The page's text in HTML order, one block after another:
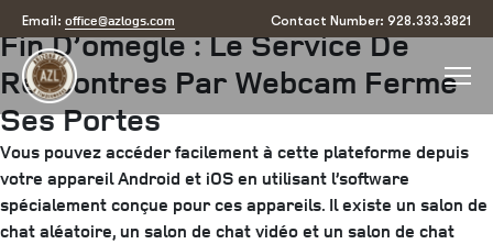
Email: office@azlogs.com Contact Number: 928.333.3821
Posted
on
June 28, 2025July 30, 2025 arizona
Fin D’omegle : Le Service De
Rencontres Par Webcam Ferme
Ses Portes
Vous pouvez accéder facilement à cette plateforme depuis
votre appareil Android et iOS en utilisant l’software
spécialement conçue pour ces appareils. Il existe un salon de
chat aléatoire, un salon de chat vidéo et un salon de chat